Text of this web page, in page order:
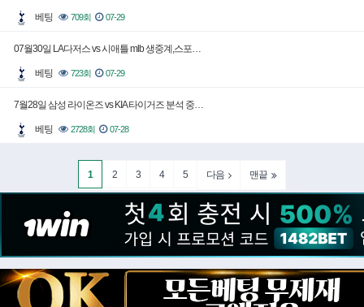
베팅 709회 07-29
07월30일 LA다저스 vs 시애틀 mlb 생중계,스포…
베팅 723회 07-29
7월28일 삼성 라이온즈 vs KIA 타이거즈 분석 중…
베팅 2728회 07-28
1 2 3 4 5 다음 맨끝